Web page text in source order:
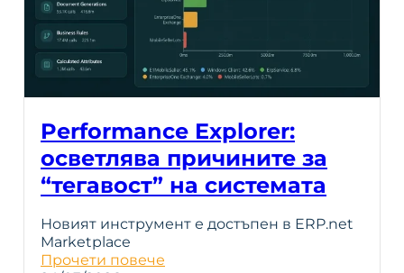
Performance Explorer:
осветлява причините за
“тегавост” на системата
Новият инструмент е достъпен в ERP.net
Marketplace
Прочети повече